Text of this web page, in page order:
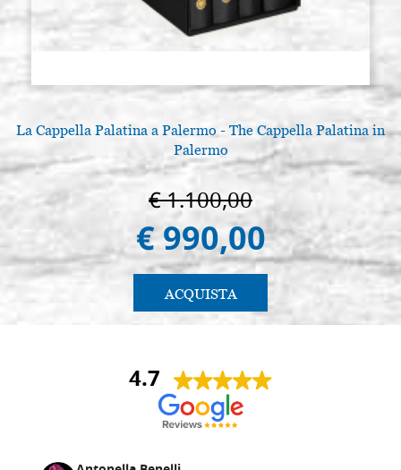
La Cappella Palatina a Palermo - The Cappella Palatina in
Palermo
€ 1.100,00
€ 990,00
ACQUISTA
4.7